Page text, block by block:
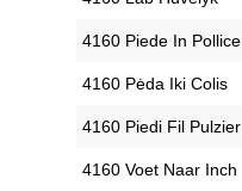
‎4160 Piede In Pollice
‎4160 Pėda Iki Colis
‎4160 Piedi Fil Pulzier
‎4160 Voet Naar Inch